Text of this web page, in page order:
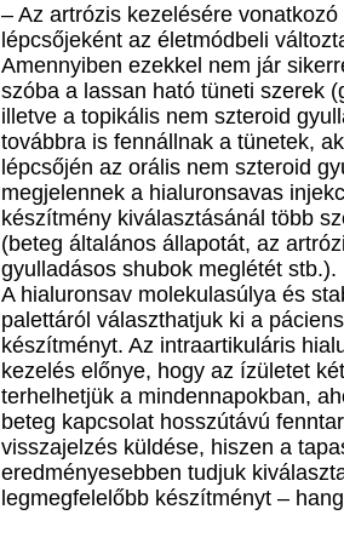
– Az artrózis kezelésére
lépcsőjeként az életmódbeli
Amennyiben ezekkel nem jár
szóba a lassan ható tüneti szerek
illetve a topikális nem szteroid
továbbra is fennállnak a tünetek,
lépcsőjén az orális nem szteroid
megjelennek a hialuronsavas
készítmény kiválasztásánál több
(beteg általános állapotát, az
gyulladásos shubok meglétét stb.).
A hialuronsav molekulasúlya és
palettáról választhatjuk ki a
készítményt. Az intraartikuláris
kezelés előnye, hogy az ízületet
terhelhetjük a mindennapokban,
beteg kapcsolat hosszútávú
visszajelzés küldése, hiszen a
eredményesebben tudjuk
legmegfelelőbb készítményt –